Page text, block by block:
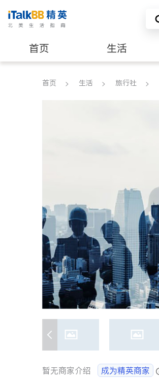
首页 生活
养老 非盈利组织
首页 生活 旅行社
暂无商家介绍 成为精英商家